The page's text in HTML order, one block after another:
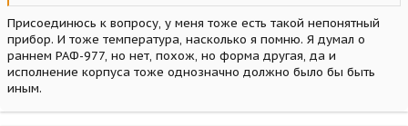
Присоединюсь к вопросу, у меня тоже есть такой непонятный
прибор. И тоже температура, насколько я помню. Я думал о
раннем РАФ-977, но нет, похож, но форма другая, да и
исполнение корпуса тоже однозначно должно было бы быть
иным.